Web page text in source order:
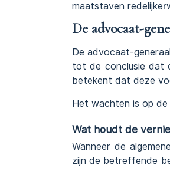
maatstaven
De advocaat-
De advocaat-
tot de conclusie dat
betekent dat deze
Het wachten is op
Wat houdt de
Wanneer de
zijn de betreffende